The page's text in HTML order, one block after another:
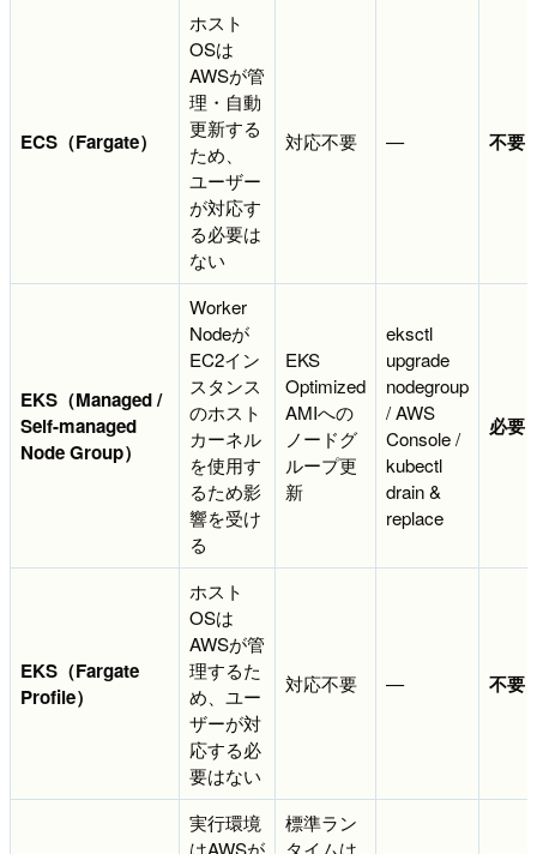
ECS（Fargate）
ホスト
OSは
AWSが管
理・自動
更新する
ため、
ユーザー
が対応す
る必要は
ない
対応不要 — 不要
EKS（Managed /
Self-managed
Node Group）
Worker
Nodeが
EC2イン
スタンス
のホスト
カーネル
を使用す
るため影
響を受け
る
EKS
Optimized
AMIへの
ノードグ
ループ更
新
eksctl
upgrade
nodegroup
/ AWS
Console /
kubectl
drain &
replace
必要
EKS（Fargate
Profile）
ホスト
OSは
AWSが管
理するた
め、ユー
ザーが対
応する必
要はない
対応不要 — 不要
実行環境
はAWSが
標準ラン
タイムは